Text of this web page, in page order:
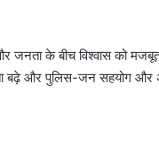
जनता के बीच विश्वास को
बढ़े और पुलिस-जन सहयोग